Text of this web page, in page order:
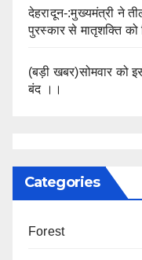
देहरादून-:मुख्यमंत्री ने
पुरस्कार से मातृशक्ति को
(बड़ी खबर)सोमवार को
बंद ।।
Categories
Forest